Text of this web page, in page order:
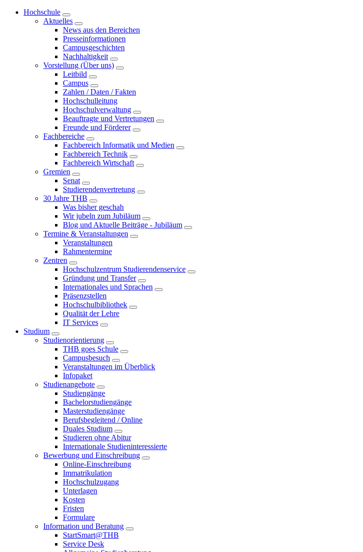
Hochschule
Aktuelles
News aus den Bereichen
Presseinformationen
Campusgeschichten
Nachhaltigkeit
Vorstellung (Über uns)
Leitbild
Campus
Zahlen / Daten / Fakten
Hochschulleitung
Hochschulverwaltung
Beauftragte und Vertretungen
Freunde und Förderer
Fachbereiche
Fachbereich Informatik und Medien
Fachbereich Technik
Fachbereich Wirtschaft
Gremien
Senat
Studierendenvertretung
30 Jahre THB
Was bisher geschah
Wir jubeln zum Jubiläum
Blog und Aktuelle Beiträge - Jubiläum
Termine & Veranstaltungen
Veranstaltungen
Rahmentermine
Zentren
Hochschulzentrum Studierendenservice
Gründung und Transfer
Internationales und Sprachen
Präsenzstellen
Hochschulbibliothek
Qualität der Lehre
IT Services
Studium
Studienorientierung
THB goes Schule
Campusbesuch
Veranstaltungen im Überblick
Infopaket
Studienangebote
Studiengänge
Bachelorstudiengänge
Masterstudiengänge
Berufsbegleitend / Online
Duales Studium
Studieren ohne Abitur
Internationale Studieninteressierte
Bewerbung und Einschreibung
Online-Einschreibung
Immatrikulation
Hochschulzugang
Unterlagen
Kosten
Fristen
Formulare
Information und Beratung
StartSmart@THB
Service Desk